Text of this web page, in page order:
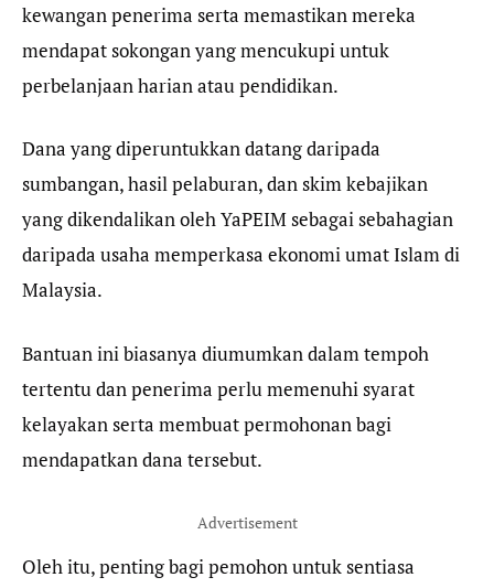
kewangan penerima serta memastikan mereka
mendapat sokongan yang mencukupi untuk
perbelanjaan harian atau pendidikan.
Dana yang diperuntukkan datang daripada
sumbangan, hasil pelaburan, dan skim kebajikan
yang dikendalikan oleh YaPEIM sebagai sebahagian
daripada usaha memperkasa ekonomi umat Islam di
Malaysia.
Bantuan ini biasanya diumumkan dalam tempoh
tertentu dan penerima perlu memenuhi syarat
kelayakan serta membuat permohonan bagi
mendapatkan dana tersebut.
Advertisement
Oleh itu, penting bagi pemohon untuk sentiasa